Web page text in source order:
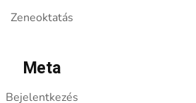
Zeneoktatás
Meta
Bejelentkezés